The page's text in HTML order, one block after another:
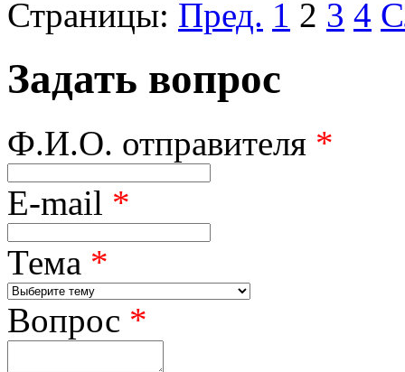
Страницы: Пред. 1 2 3 4
Задать вопрос
Ф.И.О. отправителя *
E-mail *
Тема *
Вопрос *